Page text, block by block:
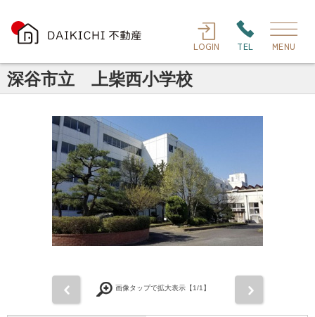
LOGIN TEL MENU
深谷市立 上柴西小学校
画像タップで拡大表示【1/1】